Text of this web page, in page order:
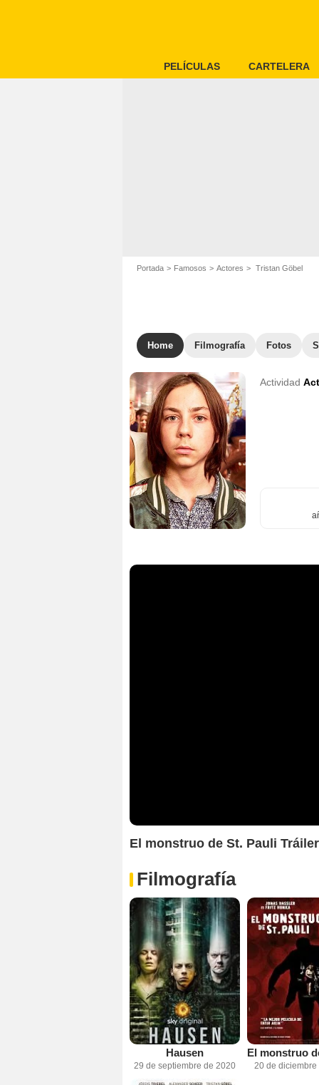
PELÍCULAS CARTELERA
Portada Famosos Actores Tristan Göbel
Home Filmografía Fotos
Actividad
El monstruo de St. Pauli
Filmografía
Hausen
29 de septiembre de 2020 20 de diciembre